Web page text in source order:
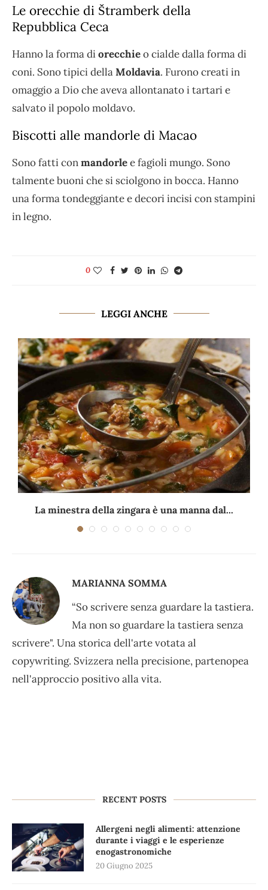
Le orecchie di Štramberk della
Repubblica Ceca
Hanno la forma diorecchieo cialde dalla forma di
coni. Sono tipici dellaMoldavia. Furono creati in
omaggio a Dio che aveva allontanato i tartari e
salvato il popolo moldavo.
Biscotti alle mandorle di Macao
Sono fatti conmandorlee fagioli mungo. Sono
talmente buoni che si sciolgono in bocca. Hanno
una forma tondeggiante e decori incisi con stampini
in legno.
0
LEGGI ANCHE
La minestra della zingara è una manna dal...
MARIANNA SOMMA
“So scrivere senza guardare la tastiera.
Ma non so guardare la tastiera senza
scrivere". Una storica dell'arte votata al
copywriting. Svizzera nella precisione, partenopea
nell'approccio positivo alla vita.
RECENT POSTS
Allergeni negli alimenti: attenzione
durante i viaggi e le esperienze
enogastronomiche
20 Giugno 2025